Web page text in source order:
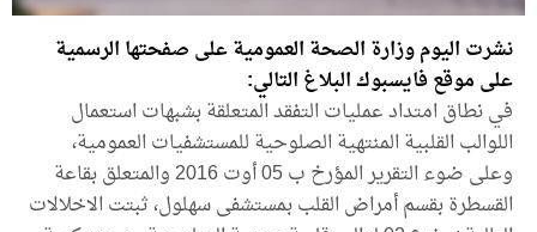
نشرت اليوم وزارة الصحة العمومية على صفحتها الرسمية
على موقع فايسبوك البلاغ التالي:
في نطاق امتداد عمليات التفقد المتعلقة بشبهات استعمال
اللوالب القلبية المنتهية الصلوحية للمستشفيات العمومية،
وعلى ضوء التقرير المؤرخ ب 05 أوت 2016 والمتعلق بقاعة
القسطرة بقسم أمراض القلب بمستشفى سهلول، ثبتت الاخلالات